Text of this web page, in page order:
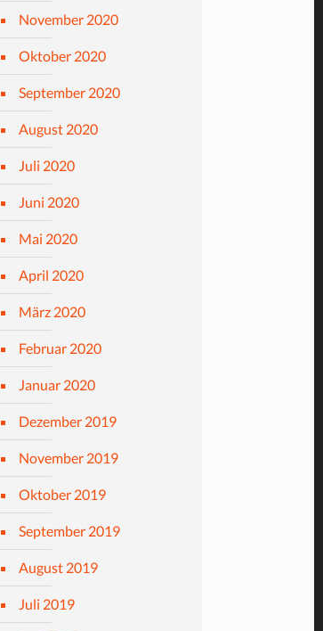
November 2020
Oktober 2020
September 2020
August 2020
Juli 2020
Juni 2020
Mai 2020
April 2020
März 2020
Februar 2020
Januar 2020
Dezember 2019
November 2019
Oktober 2019
September 2019
August 2019
Juli 2019